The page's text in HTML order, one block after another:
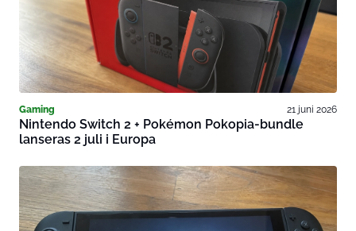
Gaming 21 juni 2026
Nintendo Switch 2 + Pokémon Pokopia-bundle
lanseras 2 juli i Europa